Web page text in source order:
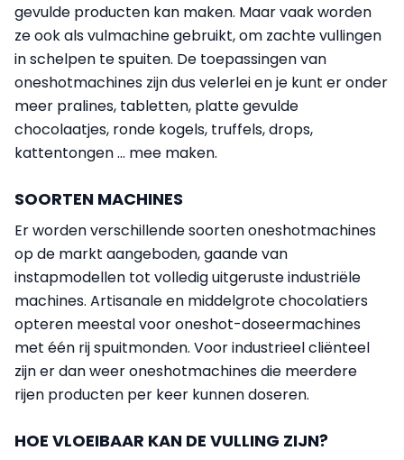
gevulde producten kan maken. Maar vaak worden
ze ook als vulmachine gebruikt, om zachte vullingen
in schelpen te spuiten. De toepassingen van
oneshotmachines zijn dus velerlei en je kunt er onder
meer pralines, tabletten, platte gevulde
chocolaatjes, ronde kogels, truffels, drops,
kattentongen ... mee maken.
SOORTEN MACHINES
Er worden verschillende soorten oneshotmachines
op de markt aangeboden, gaande van
instapmodellen tot volledig uitgeruste industriële
machines. Artisanale en middelgrote chocolatiers
opteren meestal voor oneshot-doseermachines
met één rij spuitmonden. Voor industrieel cliënteel
zijn er dan weer oneshotmachines die meerdere
rijen producten per keer kunnen doseren.
HOE VLOEIBAAR KAN DE VULLING ZIJN?